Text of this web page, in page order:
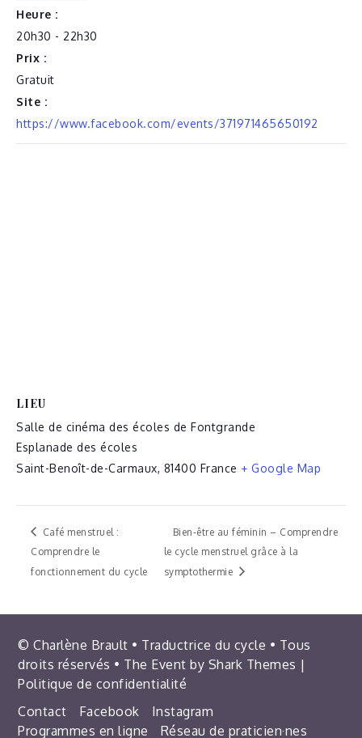
Heure :
20h30 - 22h30
Prix :
Gratuit
Site :
https://www.facebook.com/events/371971465650192
LIEU
Salle de cinéma des écoles de Fontgrande
Esplanade des écoles
Saint-Benoît-de-Carmaux, 81400 France + Google Map
Café menstruel :
Comprendre le
fonctionnement du cycle
Bien-être au féminin – Comprendre
le cycle menstruel grâce à la
symptothermie
© Charlène Brault • Traductrice du cycle • Tous
droits réservés • The Event by Shark Themes |
Politique de confidentialité
Contact
Facebook
Instagram
Programmes en ligne
Réseau de praticien·nes